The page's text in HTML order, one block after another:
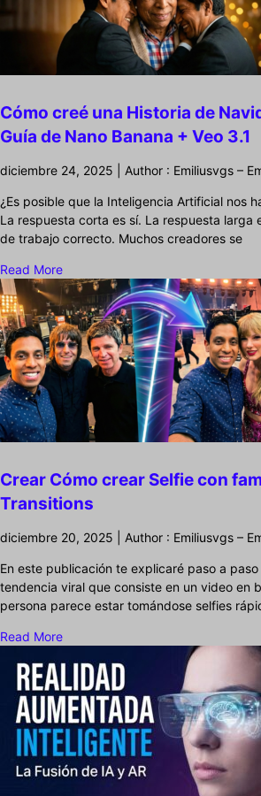
Cómo creé una Historia de
Guía de Nano Banana + Veo 3.1
diciembre 24, 2025 | Author : Emiliusvgs –
¿Es posible que la Inteligencia Artificial nos
La respuesta corta es sí. La respuesta larga
de trabajo correcto. Muchos creadores se
Read More
Crear Cómo crear Selfie con
Transitions
diciembre 20, 2025 | Author : Emiliusvgs –
En este publicación te explicaré paso a
tendencia viral que consiste en un video en
persona parece estar tomándose selfies
Read More